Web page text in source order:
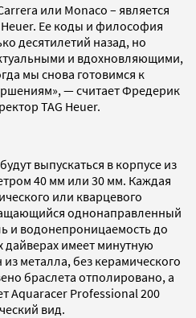
или Monaco – является
Ее коды и философия
десятилетий назад, но
и вдохновляющими,
мы снова готовимся к
— считает Фредерик
TAG Heuer.
выпускаться в корпусе из
40 мм или 30 мм. Каждая
или кварцевого
однонаправленный
и водонепроницаемость до
дайверах имеет минутную
металла, без керамического
браслета отполировано, а
Aquaracer Professional 200
вид.